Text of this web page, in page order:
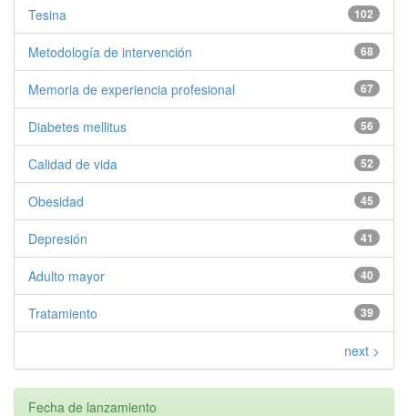
102
Tesina
68
Metodología de intervención
67
Memoria de experiencia profesional
56
Diabetes mellitus
52
Calidad de vida
45
Obesidad
41
Depresión
40
Adulto mayor
39
Tratamiento
next >
Fecha de lanzamiento